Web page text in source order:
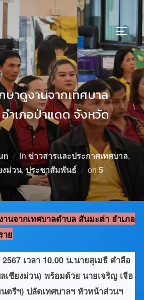
าดูงานจากเทศบาล
ำเภอป่าแดด จังหวัด
inข่าวสารและประกาศเทศบาล,
งม่วน,ประชาสัมพันธ์ on5
นจากเทศบาลตำบล สันมะค่า อำเภอ
าย
เวลา 10.00 น.นายสุเมธี คำลือ
เชียงม่วน) พร้อมด้วย นายเจริญ เจือ
ตรีฯ) ปลัดเทศบาลฯ หัวหน้าส่วนฯ